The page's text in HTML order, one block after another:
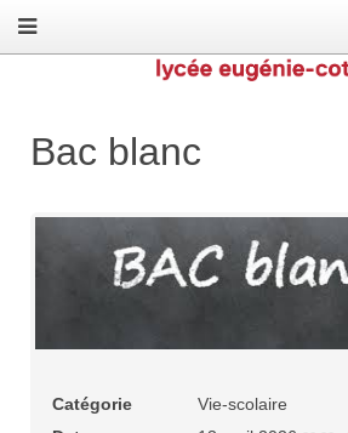
Bac blanc
Catégorie
Vie-scolaire